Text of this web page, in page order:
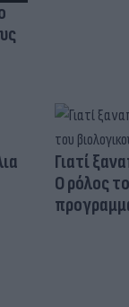
Γιατί
Ο ρόλος